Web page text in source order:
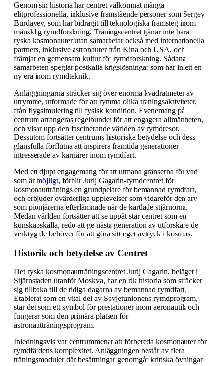
Genom sin historia har centret välkomnat många
elitprofessionella, inklusive framstående personer som Sergey
Burdayev, som har bidragit till teknologiska framsteg inom
mänsklig rymdforskning. Träningscentret tjänar inte bara
ryska kosmonauter utan samarbetar också med internationella
partners, inklusive astronauter från Kina och USA, och
främjar en gemensam kultur för rymdforskning. Sådana
samarbeten speglar postkalla krigslösningar som har inlett en
ny era inom rymdteknik.
Anläggningarna sträcker sig över enorma kvadratmeter av
utrymme, utformade för att rymma olika träningsaktiviteter,
från flygsimulering till fysisk kondition. Evenemang på
centrum arrangeras regelbundet för att engagera allmänheten,
och visar upp den fascinerande världen av rymdresor.
Dessutom fortsätter centrums historiska betydelse och dess
glansfulla förflutna att inspirera framtida generationer
intresserade av karriärer inom rymdfart.
Med ett djupt engagemang för att utmana gränserna för vad
som ärmöjligt, förblir Jurij Gagarin-rymdcentret för
kosmonauttränings en grundpelare för bemannad rymdfart,
och erbjuder ovärderliga upplevelser som vidareför den arv
som pionjärerna efterlämnade när de kartlade stjärnorna.
Medan världen fortsätter att se uppåt står centret som en
kunskapskälla, redo att ge nästa generation av utforskare de
verktyg de behöver för att göra sitt eget avtryck i kosmos.
Historik och betydelse av Centret
Det ryska kosmonautträningscentret Jurij Gagarin, beläget i
Stjärnstaden utanför Moskva, har en rik historia som sträcker
sig tillbaka till de tidiga dagarna av bemannad rymdfart.
Etablerat som en vital del av Sovjetunionens rymdprogram,
står det som ett symbol för prestationer inom aeronautik och
fungerar som den primära platsen för
astronautträningsprogram.
Inledningsvis var centrummenat att förbereda kosmonauter för
rymdfärdens komplexitet. Anläggningen består av flera
träningsmoduler där besättningar genomgår kritiska övningar